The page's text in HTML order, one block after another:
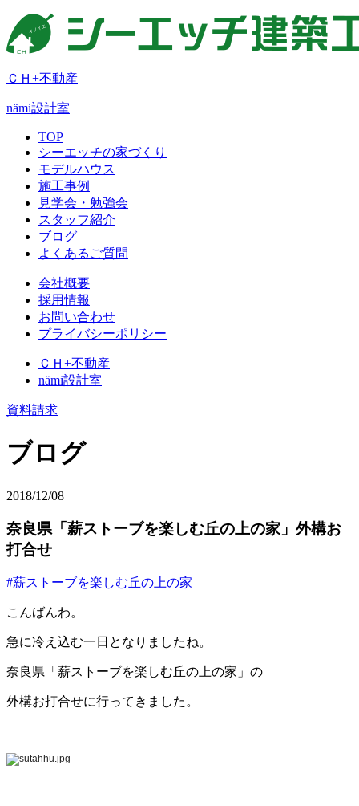
ＣＨ+不動産
nämi設計室
TOP
シーエッチの家づくり
モデルハウス
施工事例
見学会・勉強会
スタッフ紹介
ブログ
よくあるご質問
会社概要
採用情報
お問い合わせ
プライバシーポリシー
ＣＨ+不動産
nämi設計室
資料請求
ブログ
2018/12/08
奈良県「薪ストーブを楽しむ丘の上の家」外構お
打合せ
#薪ストーブを楽しむ丘の上の家
こんばんわ。
急に冷え込む一日となりましたね。
奈良県「薪ストーブを楽しむ丘の上の家」の
外構お打合せに行ってきました。